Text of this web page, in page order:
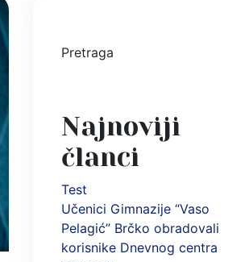
Pretraga
Najnoviji
članci
Test
Učenici Gimnazije “Vaso
Pelagić” Brčko obradovali
korisnike Dnevnog centra